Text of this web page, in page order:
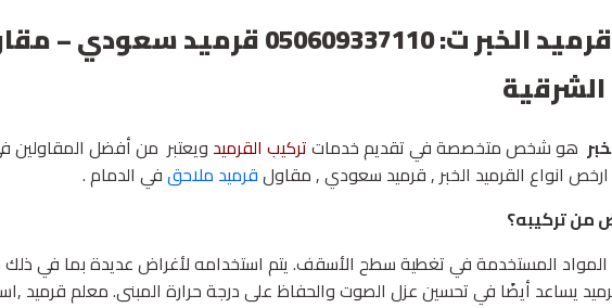
معلم تركيب قرميد الخبر ت:
الشرقية
هو شخص متخصصة في تقديم خدماتتركيب القرميد ويعتبر من أفضل المقاولين
ارخص انواع القرميد الخبر , قرميد سعودي , مقاولقرميد ملاحقفي الدمام .
من تركيبه؟
المواد المستخدمة في تغطية سطح الأسقف. يتم استخدامه لأغراض عديدة بما في
يساعد أيضًا في تحسين عزل الصوت والحفاظ على درجة حرارة المبنى. معلم قرميد